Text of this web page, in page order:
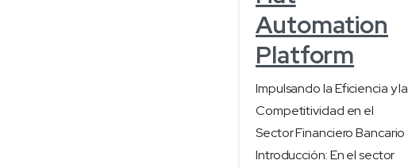
Automation
Platform
Impulsando la Eficiencia y la
Competitividad en el
Sector Financiero Bancario
Introducción: En el sector